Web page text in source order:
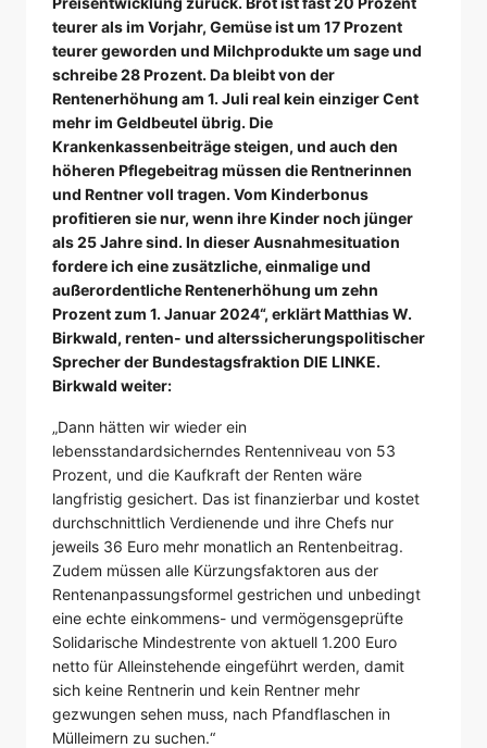
teurer als im Vorjahr, Gemüse ist um 17 Prozent
teurer geworden und Milchprodukte um sage und
schreibe 28 Prozent. Da bleibt von der
Rentenerhöhung am 1. Juli real kein einziger Cent
mehr im Geldbeutel übrig. Die
Krankenkassenbeiträge steigen, und auch den
höheren Pflegebeitrag müssen die Rentnerinnen
und Rentner voll tragen. Vom Kinderbonus
profitieren sie nur, wenn ihre Kinder noch jünger
als 25 Jahre sind. In dieser Ausnahmesituation
fordere ich eine zusätzliche, einmalige und
außerordentliche Rentenerhöhung um zehn
Prozent zum 1. Januar 2024“, erklärt Matthias W.
Birkwald, renten- und alterssicherungspolitischer
Sprecher der Bundestagsfraktion DIE LINKE.
Birkwald weiter:
„Dann hätten wir wieder ein
lebensstandardsicherndes Rentenniveau von 53
Prozent, und die Kaufkraft der Renten wäre
langfristig gesichert. Das ist finanzierbar und kostet
durchschnittlich Verdienende und ihre Chefs nur
jeweils 36 Euro mehr monatlich an Rentenbeitrag.
Zudem müssen alle Kürzungsfaktoren aus der
Rentenanpassungsformel gestrichen und unbedingt
eine echte einkommens- und vermögensgeprüfte
Solidarische Mindestrente von aktuell 1.200 Euro
netto für Alleinstehende eingeführt werden, damit
sich keine Rentnerin und kein Rentner mehr
gezwungen sehen muss, nach Pfandflaschen in
Mülleimern zu suchen.“